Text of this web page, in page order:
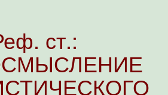
ст.: